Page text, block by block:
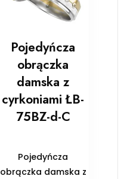
Pojedyńcza
obrączka
damska z
cyrkoniami ŁB-
75BZ-d-C
Pojedyńcza
obrączka damska z